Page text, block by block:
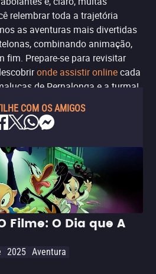
relembrar toda a trajetória
as aventuras mais divertidas
combinando animação,
fim. Prepare-se para revisitar
onde assistir onlinecada
de Pernalonga e a turma!
COM OS AMIGOS
Filme: O Dia que A
2025 Aventura